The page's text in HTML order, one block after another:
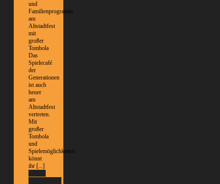
und
Familienprogramm
am
Altstadtfest
mit
großer
Tombola
Das
Spielecafé
der
Generationen
ist auch
heuer
am
Altstadtfest
vertreten.
Mit
großer
Tombola
und
Spielemöglichkeiten
könnt
ihr [...]